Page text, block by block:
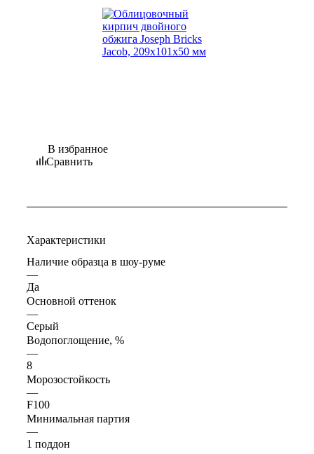
В избранное
Сравнить
Характеристики
Наличие образца в шоу-руме
—
Да
Основной оттенок
—
Серый
Водопоглощение, %
—
8
Морозостойкость
—
F100
Минимальная партия
—
1 поддон